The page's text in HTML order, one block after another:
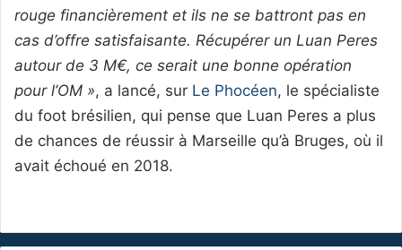
rouge financièrement et ils ne se battront pas en
cas d’offre satisfaisante. Récupérer un Luan Peres
autour de 3 M€, ce serait une bonne opération
pour l’OM », a lancé, sur Le Phocéen, le spécialiste
du foot brésilien, qui pense que Luan Peres a plus
de chances de réussir à Marseille qu’à Bruges, où il
avait échoué en 2018.